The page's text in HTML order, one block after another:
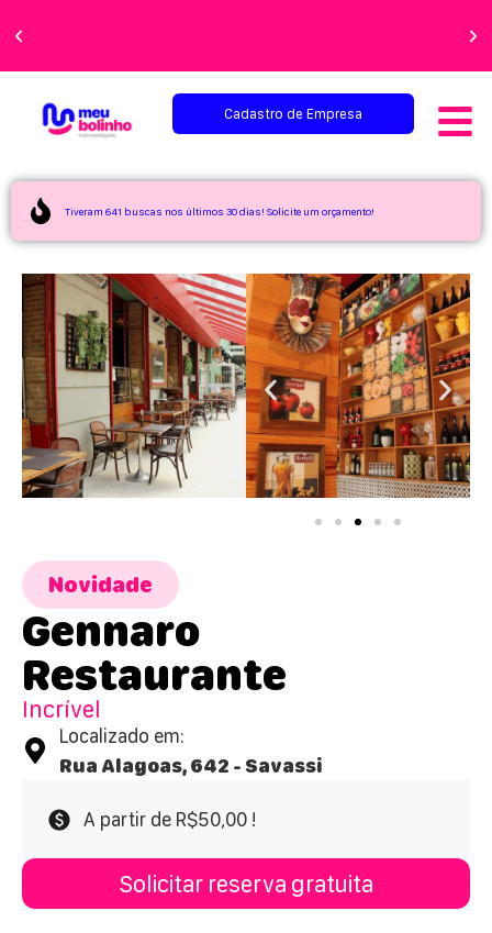
perfeita!
Cadastro de Empresa
Tiveram 641 buscas nos últimos 30 dias! Solicite um orçamento!
Novidade
Gennaro
Restaurante
Incrível
Localizado em:
Rua Alagoas, 642 - Savassi
A partir de R$50,00 !
Solicitar reserva gratuita